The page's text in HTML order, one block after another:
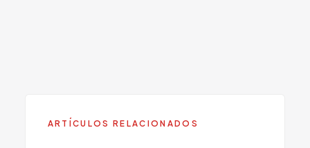
ARTÍCULOS RELACIONADOS